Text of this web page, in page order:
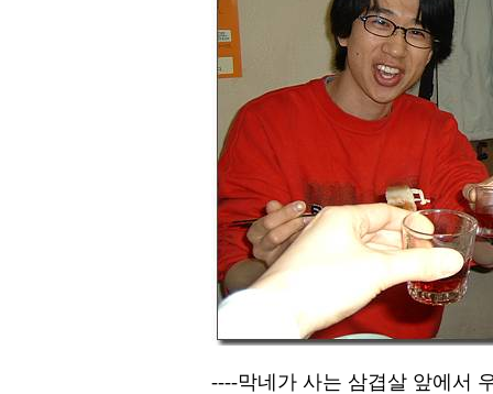
----막네가 사는 삼겹살 앞에서